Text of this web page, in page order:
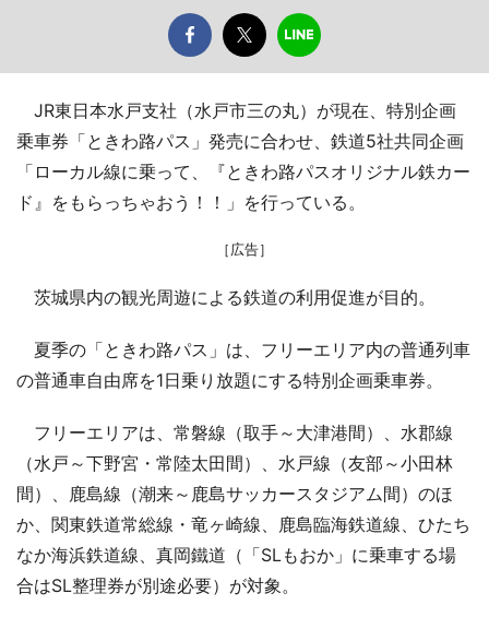
JR東日本水戸支社（水戸市三の丸）が現在、特別企画
乗車券「ときわ路パス」発売に合わせ、鉄道5社共同企画
「ローカル線に乗って、『ときわ路パスオリジナル鉄カー
ド』をもらっちゃおう！！」を行っている。
［広告］
茨城県内の観光周遊による鉄道の利用促進が目的。
夏季の「ときわ路パス」は、フリーエリア内の普通列車
の普通車自由席を1日乗り放題にする特別企画乗車券。
フリーエリアは、常磐線（取手～大津港間）、水郡線
（水戸～下野宮・常陸太田間）、水戸線（友部～小田林
間）、鹿島線（潮来～鹿島サッカースタジアム間）のほ
か、関東鉄道常総線・竜ヶ崎線、鹿島臨海鉄道線、ひたち
なか海浜鉄道線、真岡鐵道（「SLもおか」に乗車する場
合はSL整理券が別途必要）が対象。